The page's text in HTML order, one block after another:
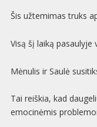
Šis užtemimas truks
Visą šį laiką pasaulyje
Mėnulis ir Saulė
Tai reiškia, kad
emocinėmis